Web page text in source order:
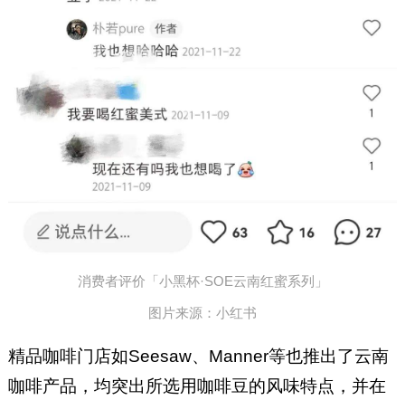
消费者评价「小黑杯·SOE云南红蜜系列」
图片来源：小红书
精品咖啡门店如Seesaw、Manner等也推出了云南
咖啡产品，均突出所选用咖啡豆的风味特点，并在